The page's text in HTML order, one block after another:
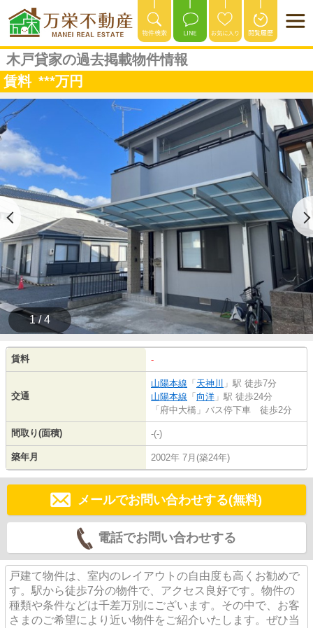
木戸貸家の過去掲載物件情報
賃料 ***万円
1 / 4
賃料 -
交通
山陽本線 「 天神川 」駅 徒歩7分
山陽本線 「 向洋 」駅 徒歩24分
「府中大橋」バス停下車 徒歩2分
間取り(面積) -(-)
築年月 2002年 7月(築24年)
メールでお問い合わせする(無料)
電話でお問い合わせする
戸建て物件は、室内のレイアウトの自由度も高くお勧めで
す。駅から徒歩7分の物件で、アクセス良好です。物件の
種類や条件などは千差万別にございます。その中で、お客
さまのご希望により近い物件をご紹介いたします。ぜひ当